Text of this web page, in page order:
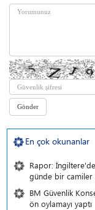
En çok okunanlar
Rapor:
günde bir camiler
BM Güvenlik
ön oylamayı yaptı